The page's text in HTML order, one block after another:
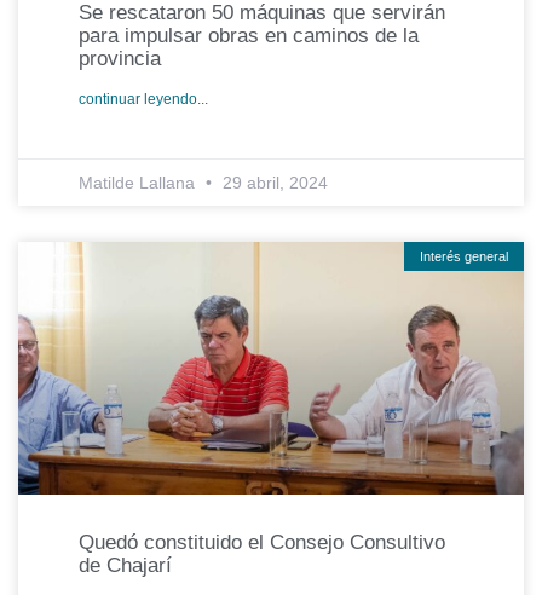
Se rescataron 50 máquinas que servirán
para impulsar obras en caminos de la
provincia
continuar leyendo...
Matilde Lallana 29 abril, 2024
Interés general
Quedó constituido el Consejo Consultivo
de Chajarí